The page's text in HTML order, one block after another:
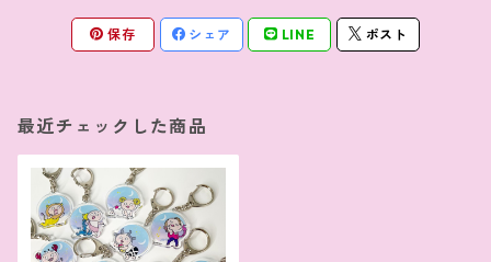
保存 シェア LINE ポスト
最近チェックした商品